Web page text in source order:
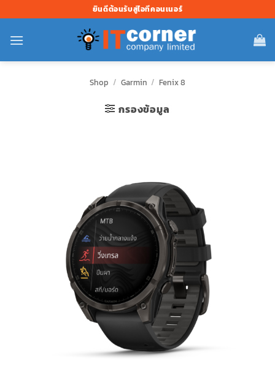
ไป
ยัง
ยินดีต้อนรับสู่ไอทีคอนเนอร์
Shop / Garmin / Fenix 8
กรองข้อมูล